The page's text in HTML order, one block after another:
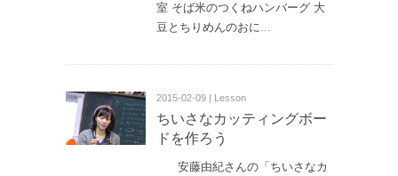
室 そば米のつくねハンバーグ 大
豆とちりめんのおに...
2015-02-09 | Lesson
ちいさなカッティングボー
ドを作ろう
安藤由紀さんの「ちいさなカ